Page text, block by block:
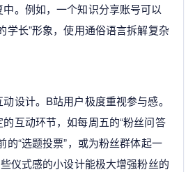
。例如，一个知识分享账号可以
学长”形象，使用通俗语言拆解复杂
设计。B站用户极度重视参与感。
互动环节，如每周五的“粉丝问答
的“选题投票”，或为粉丝群体起一
仪式感的小设计能极大增强粉丝的